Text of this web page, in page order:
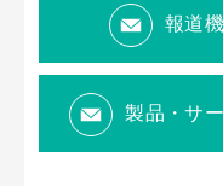
報道
製品・サ